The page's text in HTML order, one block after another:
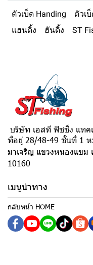
ตัวเบ็ด Handing ตัวเ
แฮนดิ้ง
ฮันดิ้ง ST
บริษัท เอสที ฟิชชิ่ง แทค
ที่อยู่ 28/48-49 ชั้นที่ 1 ห
มาเจริญ แขวงหนองแข
10160
เมนูนำทาง
กลับหน้า HOME